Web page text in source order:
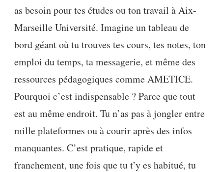
as besoin pour tes études ou ton travail à Aix-
Marseille Université. Imagine un tableau de
bord géant où tu trouves tes cours, tes notes, ton
emploi du temps, ta messagerie, et même des
ressources pédagogiques comme AMETICE.
Pourquoi c’est indispensable ? Parce que tout
est au même endroit. Tu n’as pas à jongler entre
mille plateformes ou à courir après des infos
manquantes. C’est pratique, rapide et
franchement, une fois que tu t’y es habitué, tu